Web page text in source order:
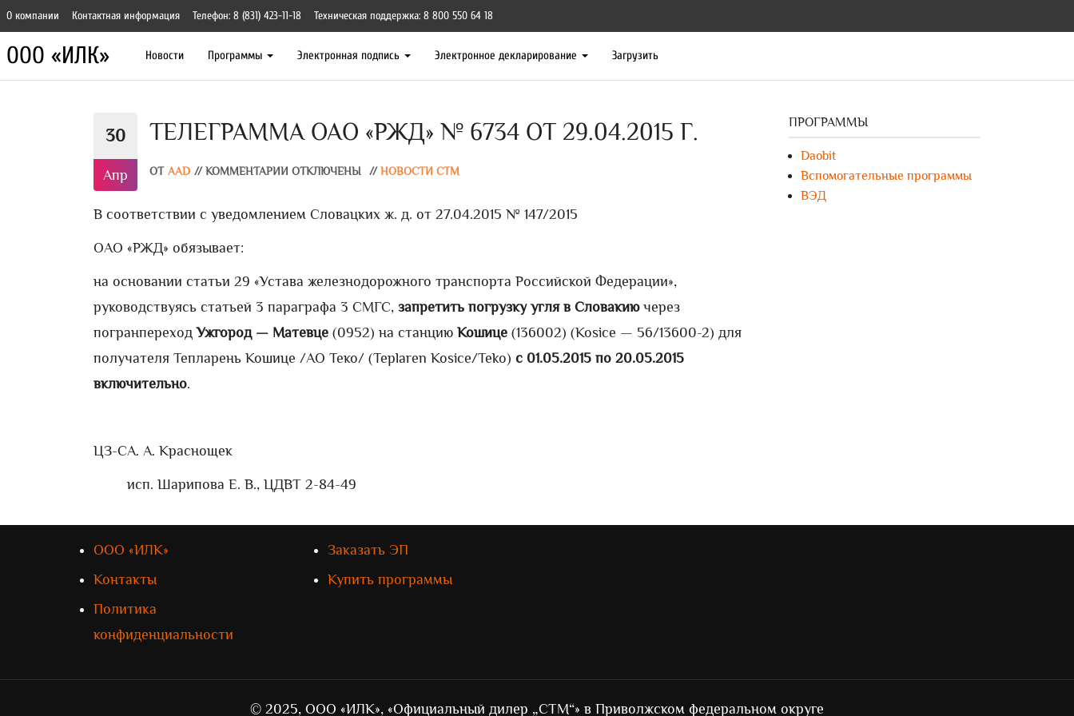
О компании Контактная информация Телефон: 8 (831) 423-11-18 Техническая поддержка: 8 800 550 64 18
ООО «ИЛК» Новости Программы Электронная подпись Электронное декларирование Загрузить
30
Апр
ТЕЛЕГРАММА ОАО «РЖД» № 6734 ОТ 29.04.2015 Г.
ОТ AAD // КОММЕНТАРИИ ОТКЛЮЧЕНЫ // НОВОСТИ СТМ
В соответствии с уведомлением Словацких ж. д. от 27.04.2015 № 147/2015
ОАО «РЖД» обязывает:
на основании статьи 29 «Устава железнодорожного транспорта Российской Федерации»,
руководствуясь статьей 3 параграфа 3 СМГС, запретить погрузку угля в Словакиючерез
погранпереходУжгород — Матевце (0952) на станцию Кошице (136002) (Kosice — 56/13600-2) для
получателя Тепларень Кошице /АО Теко/ (Teplaren Kosice/Teko) с 01.05.2015 по 20.05.2015
включительно.
ЦЗ-СА. А. Краснощек
исп. Шарипова Е. В., ЦДВТ 2-84-49
ПРОГРАММЫ
Daobit
Вспомогательные программы
ВЭД
ООО «ИЛК»
Контакты
Политика
конфиденциальности
Заказать ЭП
Купить программы
© 2025, ООО «ИЛК», «Официальный дилер „СТМ“» в Приволжском федеральном округе